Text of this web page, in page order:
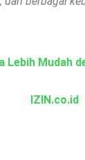
Lebih Mudah
IZIN.co.id